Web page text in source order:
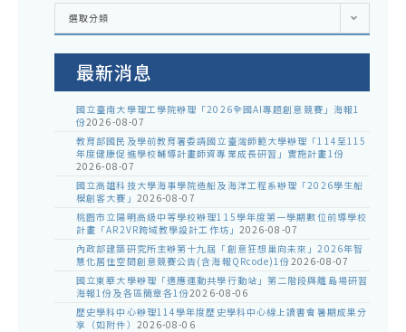
各
室
選取分類
最新消息
國立臺南大學理工學院辦理「2026全國AI專題創意競賽」海報1
份2026-08-07
教育部國民及學前教育署委請國立臺灣師範大學辦理「114至115
年度健康促進學校輔導計畫師資專業成長研習」實施計畫1份
2026-08-07
國立高雄科技大學海事學院造船及海洋工程系辦理「2026學生船
模創客大賽」 2026-08-07
桃園市立陽明高級中等學校辦理115學年度第一學期數位前導學校
計畫「AR2VR跨域教學設計工作坊」 2026-08-07
內政部建築研究所主辦第十九屆「創意狂想巢向未來」2026年智
慧化居住空間創意競賽公告(含海報QRcode)1份2026-08-07
國立東華大學辦理「適應運動共學行動站」第二階段與離島場研習
海報1份及各區簡章各1份2026-08-06
歷史學科中心辦理114學年度歷史學科中心線上讀書會暑期成果分
享（如附件） 2026-08-06